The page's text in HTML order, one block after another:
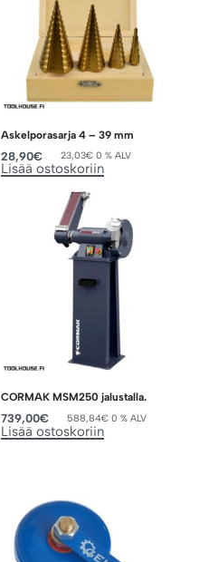
Askelporasarja 4 – 39 mm
28,90€ 23,03€ 0 % ALV
Lisää ostoskoriin
CORMAK MSM250 jalustalla.
739,00€ 588,84€ 0 % ALV
Lisää ostoskoriin